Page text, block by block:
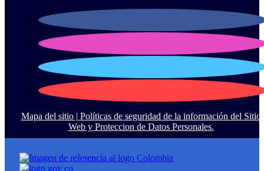
Mapa del sitio | Políticas de seguridad de la información del Sitio
Web y Proteccion de Datos Personales.